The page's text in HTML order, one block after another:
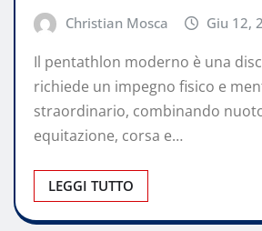
Christian Mosca Giu 12,
Il pentathlon moderno è una
richiede un impegno fisico e
straordinario, combinando
equitazione, corsa e…
LEGGI TUTTO